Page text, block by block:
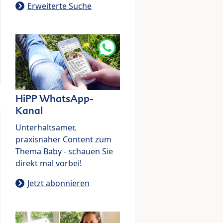
Erweiterte Suche
HiPP WhatsApp-
Kanal
Unterhaltsamer,
praxisnaher Content zum
Thema Baby - schauen Sie
direkt mal vorbei!
Jetzt abonnieren